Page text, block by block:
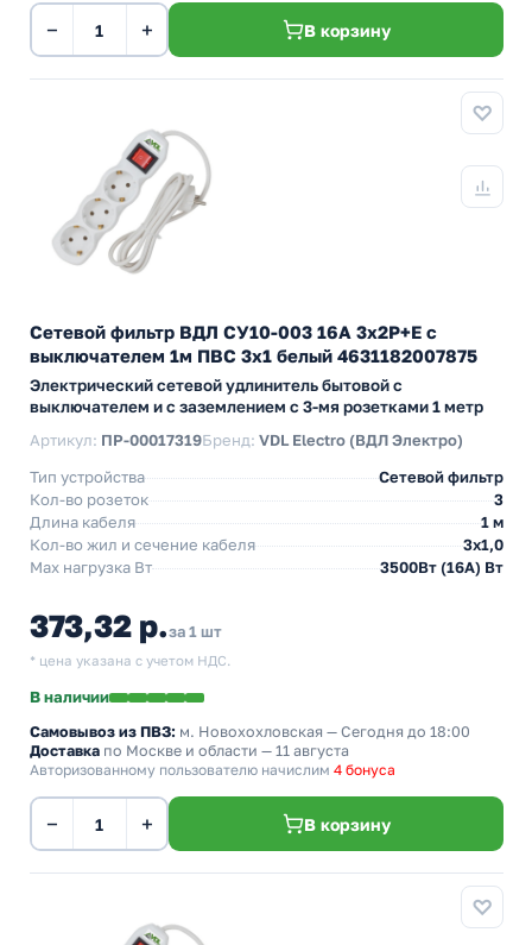
− + В корзину
Сетевой фильтр ВДЛ СУ10-003 16А 3х2P+E с
выключателем 1м ПВС 3х1 белый 4631182007875
Электрический сетевой удлинитель бытовой с
выключателем и с заземлением с 3-мя розетками 1 метр
Артикул: ПР-00017319Бренд: VDL Electro (ВДЛ Электро)
Тип устройства
Сетевой фильтр
Кол-во розеток
3
Длина кабеля
1 м
Кол-во жил и сечение кабеля
3х1,0
Max нагрузка Вт
3500Вт (16А) Вт
373,32 р.за 1 шт
* цена указана с учетом НДС.
В наличии
Самовывоз из ПВЗ: м. Новохохловская — Сегодня до 18:00
Доставка по Москве и области — 11 августа
Авторизованному пользователю начислим 4 бонуса
− + В корзину